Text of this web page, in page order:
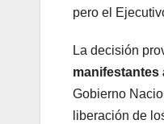
pero el
La decisión
manifestantes
Gobierno
liberación de